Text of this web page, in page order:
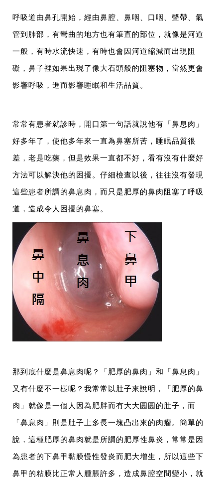
呼吸道由鼻孔開始，經由鼻腔、鼻咽、口咽、聲帶、氣
管到肺部，有彎曲的地方也有筆直的部位，就像是河道
一般，有時水流快速，有時也會因河道縮減而出現阻
礙，鼻子裡如果出現了像大石頭般的阻塞物，當然更會
影響呼吸，進而影響睡眠和生活品質。
常常有患者就診時，開口第一句話就說他有「鼻息肉」
好多年了，使他多年來一直為鼻塞所苦，睡眠品質很
差，老是吃藥，但是效果一直都不好，看有沒有什麼好
方法可以解決他的困擾。仔細檢查以後，往往沒有發現
這些患者所謂的鼻息肉，而只是肥厚的鼻肉阻塞了呼吸
道，造成令人困擾的鼻塞。
那到底什麼是鼻息肉呢？「肥厚的鼻肉」和「鼻息肉」
又有什麼不一樣呢？我常常以肚子來說明，「肥厚的鼻
肉」就像是一個人因為肥胖而有大大圓圓的肚子，而
「鼻息肉」則是肚子上多長一塊凸出來的肉瘤。簡單的
說，這種肥厚的鼻肉就是所謂的肥厚性鼻炎，常常是因
為患者的下鼻甲黏膜慢性發炎而肥大增生，所以這些下
鼻甲的粘膜比正常人腫脹許多，造成鼻腔空間變小，就